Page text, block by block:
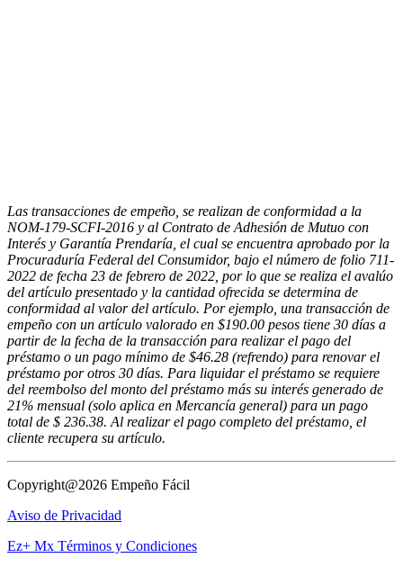
Las transacciones de empeño, se realizan de conformidad a la
NOM-179-SCFI-2016 y al Contrato de Adhesión de Mutuo con
Interés y Garantía Prendaría, el cual se encuentra aprobado por la
Procuraduría Federal del Consumidor, bajo el número de folio 711-
2022 de fecha 23 de febrero de 2022, por lo que se realiza el avalúo
del artículo presentado y la cantidad ofrecida se determina de
conformidad al valor del artículo. Por ejemplo, una transacción de
empeño con un artículo valorado en $190.00 pesos tiene 30 días a
partir de la fecha de la transacción para realizar el pago del
préstamo o un pago mínimo de $46.28 (refrendo) para renovar el
préstamo por otros 30 días. Para liquidar el préstamo se requiere
del reembolso del monto del préstamo más su interés generado de
21% mensual (solo aplica en Mercancía general) para un pago
total de $ 236.38. Al realizar el pago completo del préstamo, el
cliente recupera su artículo.
Copyright@2026 Empeño Fácil
Aviso de Privacidad
Ez+ Mx Términos y Condiciones